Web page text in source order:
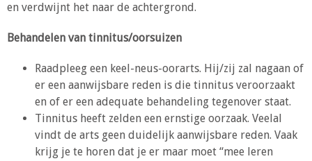
en verdwijnt het naar de achtergrond.
Behandelen van tinnitus/oorsuizen
Raadpleeg een keel-neus-oorarts. Hij/zij zal nagaan of
er een aanwijsbare reden is die tinnitus veroorzaakt
en of er een adequate behandeling tegenover staat.
Tinnitus heeft zelden een ernstige oorzaak. Veelal
vindt de arts geen duidelijk aanwijsbare reden. Vaak
krijg je te horen dat je er maar moet “mee leren